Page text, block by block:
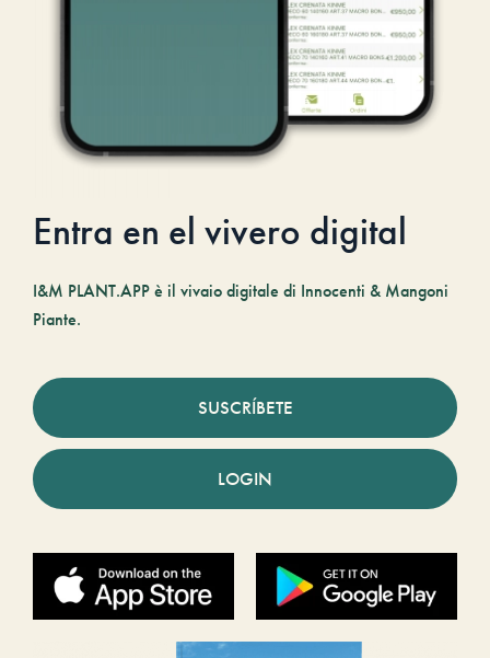
Entra en el vivero digital
I&M PLANT.APP è il vivaio digitale di Innocenti & Mangoni
Piante.
SUSCRÍBETE
LOGIN